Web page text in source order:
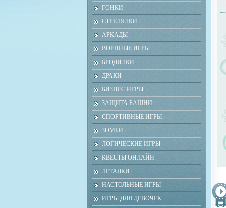
ГОНКИ
СТРЕЛЯЛКИ
АРКАДЫ
ВОЕННЫЕ ИГРЫ
БРОДИЛКИ
ДРАКИ
БИЗНЕС ИГРЫ
ЗАЩИТА БАШНИ
СПОРТИВНЫЕ ИГРЫ
ЗОМБИ
ЛОГИЧЕСКИЕ ИГРЫ
КВЕСТЫ ОНЛАЙН
ЛЕТАЛКИ
НАСТОЛЬНЫЕ ИГРЫ
ИГРЫ ДЛЯ ДЕВОЧЕК